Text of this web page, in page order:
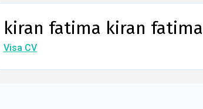
kiran fatima kiran fatima
Visa CV